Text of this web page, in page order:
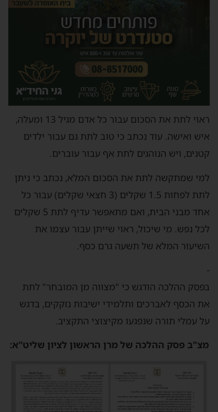
ראוי לתת את הסכום עבור כל אדם מגיל 13 ומעלה,
איש ואישה. עוד נכתב כי טוב לתת גם עבור ילדים
קטנים, ויש הנוהגים לתת אף עבור עוברים.
למי שמתקשה לתת את הסכום המלא, נכתב כי ניתן
לתת לפחות 1.5 שקלים (3 חצאי שקלים) עבור כל
אחד מבני הבית, ואם מתאפשר עדיף לתת 5 שקלים
לכל נפש. מי שיכול, ראוי שייתן עבור עצמו את
השיעור המלא של תשעה גרם כסף.
-
בפסק ההלכה הודגש כי "מצווה מן המובחר" לתת
את הכסף לאברכים ותלמידי ישיבות נזקקים, בדגש
על עמלי תורה שנפגעו מקיצוצי התקציב.
מצ"ב פסק ההלכה של מרן הראשון לציון שליט"א: